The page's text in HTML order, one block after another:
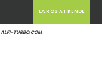
ALFI-TURBO.COM
LÆR OS AT KENDE